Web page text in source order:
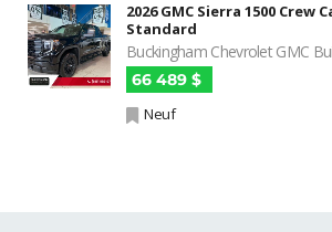
2026 GMC Sierra 1500 Crew
Standard
Buckingham Chevrolet GMC
66 489 $
Neuf